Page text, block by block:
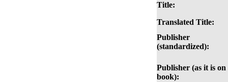
Title:
Translated Title:
Publisher
(standardized):
Publisher (as it is on
book):